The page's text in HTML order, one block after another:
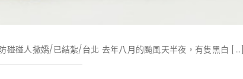
碰碰人撒嬌/已結紮/台北 去年八月的颱風天半夜，有隻黑白 […]